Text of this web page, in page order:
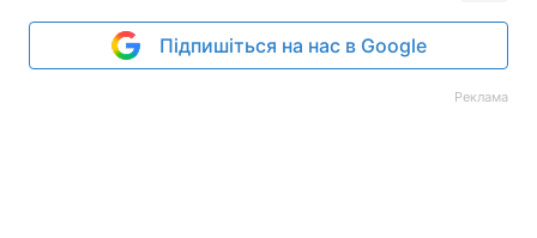
Підпишіться на нас в Google
Реклама